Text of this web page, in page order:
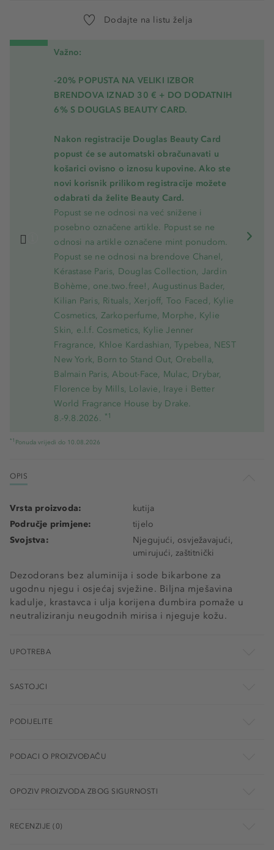
Dodajte na listu želja
Važno:
-20% POPUSTA NA VELIKI IZBOR
BRENDOVA IZNAD 30 € + DO DODATNIH
6% S DOUGLAS BEAUTY CARD.
Nakon registracije Douglas Beauty Card
popust će se automatski obračunavati u
košarici ovisno o iznosu kupovine. Ako ste
novi korisnik prilikom registracije možete
odabrati da želite Beauty Card.
Popust se ne odnosi na već snižene i
posebno označene artikle. Popust se ne
odnosi na artikle označene mint ponudom.
Popust se ne odnosi na brendove Chanel,
Kérastase Paris, Douglas Collection, Jardin
Bohème, one.two.free!, Augustinus Bader,
Kilian Paris, Rituals, Xerjoff, Too Faced, Kylie
Cosmetics, Zarkoperfume, Morphe, Kylie
Skin, e.l.f. Cosmetics, Kylie Jenner
Fragrance, Khloe Kardashian, Typebea, NEST
New York, Born to Stand Out, Orebella,
Balmain Paris, About-Face, Mulac, Drybar,
Florence by Mills, Lolavie, Iraye i Better
World Fragrance House by Drake.
8.-9.8.2026. *1
*1 Ponuda vrijedi do 10.08.2026
OPIS
Dezodorans bez aluminija i sode bikarbone za
ugodnu njegu i osjećaj svježine. Biljna mješavina
kadulje, krastavca i ulja korijena đumbira pomaže u
neutraliziranju neugodnih mirisa i njeguje kožu.
Vrsta proizvoda:
kutija
Područje primjene:
tijelo
Svojstva:
Njegujući, osvježavajući,
umirujući, zaštitnički
UPOTREBA
SASTOJCI
PODIJELITE
PODACI O PROIZVOĐAČU
OPOZIV PROIZVODA ZBOG SIGURNOSTI
RECENZIJE (0)